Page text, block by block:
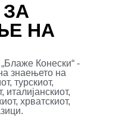
НА
Конески“ -
знаењето на
турскиот,
италијанскиот,
хрватскиот,